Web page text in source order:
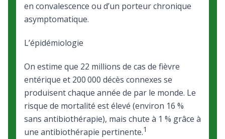
en convalescence ou d’un porteur chronique
asymptomatique.
L’épidémiologie
On estime que 22 millions de cas de fièvre
entérique et 200 000 décès connexes se
produisent chaque année de par le monde. Le
risque de mortalité est élevé (environ 16 %
sans antibiothérapie), mais chute à 1 % grâce à
une antibiothérapie pertinente.1